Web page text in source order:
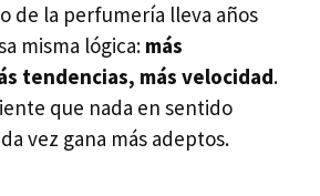
de la perfumería lleva años
misma lógica: más
tendencias, más velocidad.
que nada en sentido
vez gana más adeptos.